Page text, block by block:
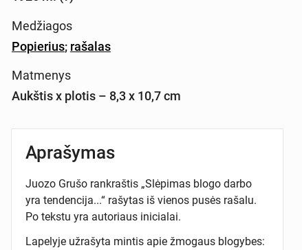
Medžiagos
Popierius; rašalas
Matmenys
Aukštis x plotis – 8,3 x 10,7 cm
Aprašymas
Juozo Grušo rankraštis „Slėpimas blogo darbo
yra tendencija...“ rašytas iš vienos pusės rašalu.
Po tekstu yra autoriaus inicialai.
Lapelyje užrašyta mintis apie žmogaus blogybes: